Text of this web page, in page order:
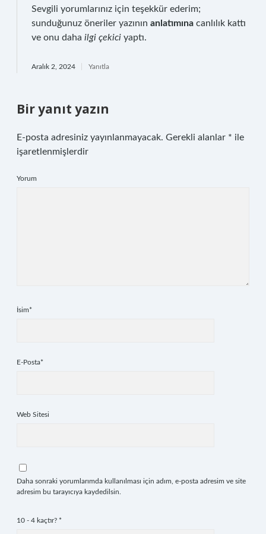
Sevgili yorumlarınız için teşekkür ederim;
sunduğunuz öneriler yazının anlatımına canlılık kattı
ve onu daha ilgi çekici yaptı.
Aralık 2, 2024 Yanıtla
Bir yanıt yazın
E-posta adresiniz yayınlanmayacak. Gerekli alanlar * ile
işaretlenmişlerdir
Yorum
İsim*
E-Posta*
Web Sitesi
Daha sonraki yorumlarımda kullanılması için adım, e-posta adresim ve site
adresim bu tarayıcıya kaydedilsin.
10 - 4 kaçtır? *